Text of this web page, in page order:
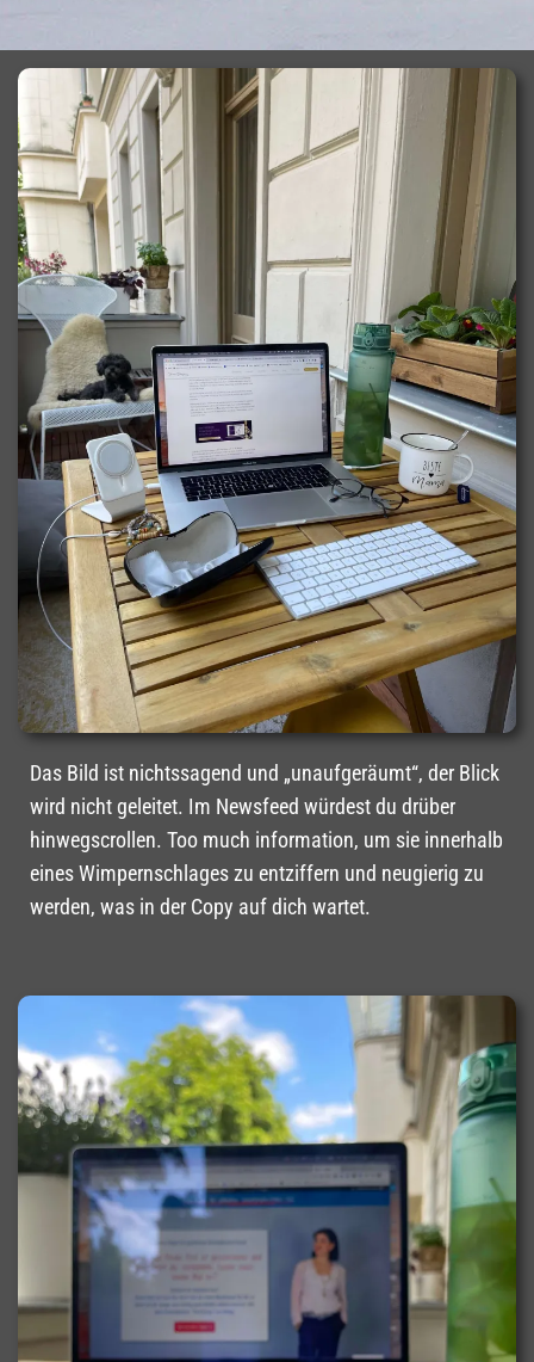
Das Bild ist nichtssagend und „unaufgeräumt“, der Blick
wird nicht geleitet. Im Newsfeed würdest du drüber
hinwegscrollen. Too much information, um sie innerhalb
eines Wimpernschlages zu entziffern und neugierig zu
werden, was in der Copy auf dich wartet.